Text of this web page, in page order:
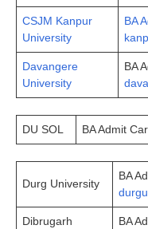
CSJM Kanpur
University
BA
Davangere
University
BA
DU SOL BA Admit
Durg University
BA
Dibrugarh
BA